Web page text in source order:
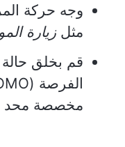
مثلزيارة
قم بخلق
مخصصة محد